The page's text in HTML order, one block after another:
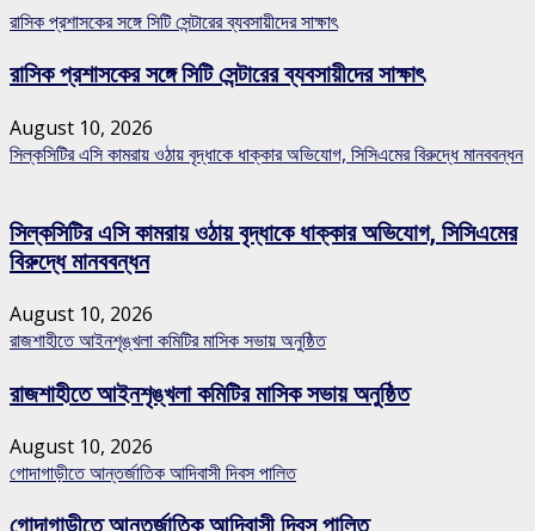
রাসিক প্রশাসকের সঙ্গে সিটি সেন্টারের ব্যবসায়ীদের সাক্ষাৎ
রাসিক প্রশাসকের সঙ্গে সিটি সেন্টারের ব্যবসায়ীদের সাক্ষাৎ
August 10, 2026
সিল্কসিটির এসি কামরায় ওঠায় বৃদ্ধাকে ধাক্কার অভিযোগ, সিসিএমের বিরুদ্ধে মানববন্ধন
সিল্কসিটির এসি কামরায় ওঠায় বৃদ্ধাকে ধাক্কার অভিযোগ, সিসিএমের
বিরুদ্ধে মানববন্ধন
August 10, 2026
রাজশাহীতে আইনশৃঙ্খলা কমিটির মাসিক সভায় অনুষ্ঠিত
রাজশাহীতে আইনশৃঙ্খলা কমিটির মাসিক সভায় অনুষ্ঠিত
August 10, 2026
গোদাগাড়ীতে আন্তর্জাতিক আদিবাসী দিবস পালিত
গোদাগাড়ীতে আন্তর্জাতিক আদিবাসী দিবস পালিত